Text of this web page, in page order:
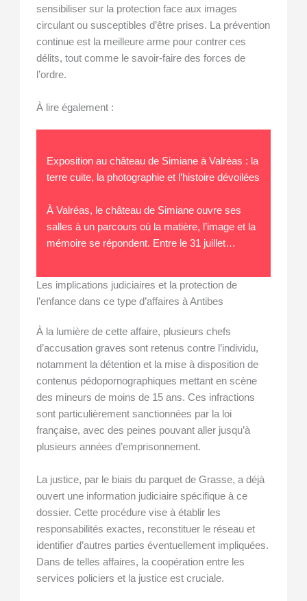
sensibiliser sur la protection face aux images
circulant ou susceptibles d’être prises. La prévention
continue est la meilleure arme pour contrer ces
délits, tout comme le savoir-faire des forces de
l’ordre.
À lire également :
Exposition au château de Simiane à Valréas : la
terre cuite, la photographie et l’histoire dévoilées
À Valréas, le château de Simiane ouvre ses
salles à un parcours où la matière, l’image et la
mémoire se répondent. Entre le 31 juillet…
Les implications judiciaires et la protection de
l’enfance dans ce type d’affaires à Antibes
À la lumière de cette affaire, plusieurs chefs
d’accusation graves sont retenus contre l’individu,
notamment la détention et la mise à disposition de
contenus pédopornographiques mettant en scène
des mineurs de moins de 15 ans. Ces infractions
sont particulièrement sanctionnées par la loi
française, avec des peines pouvant aller jusqu’à
plusieurs années d’emprisonnement.
La justice, par le biais du parquet de Grasse, a déjà
ouvert une information judiciaire spécifique à ce
dossier. Cette procédure vise à établir les
responsabilités exactes, reconstituer le réseau et
identifier d’autres parties éventuellement impliquées.
Dans de telles affaires, la coopération entre les
services policiers et la justice est cruciale.